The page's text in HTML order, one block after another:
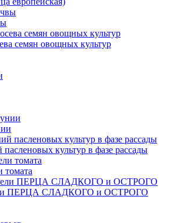
семян овощных культур
культур в фазе рассады
томата
ПЕРЦА СЛАДКОГО и ОСТРОГО